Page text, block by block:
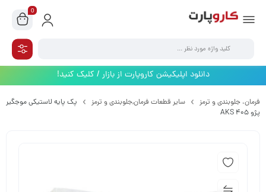
0
دانلود اپلیکیشن کاروپارت از بازار / کلیک کنید!
فرمان،‌ جلوبندی و ترمز سایر قطعات فرمان,جلوبندی و ترمز
پک پایه لاستیکی موجگیر
پژو 405 AKS